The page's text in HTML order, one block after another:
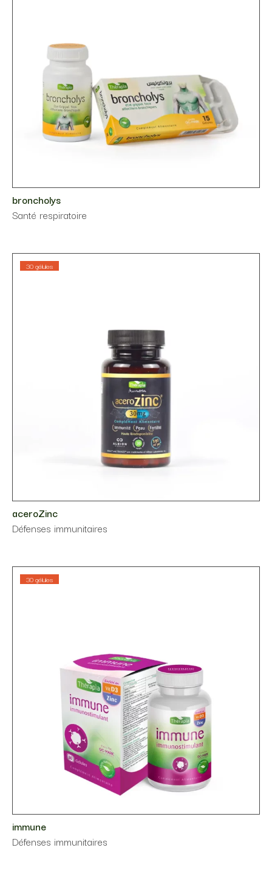
broncholys
Santé respiratoire
30 gélules
aceroZinc
Défenses immunitaires
30 gélules
immune
Défenses immunitaires